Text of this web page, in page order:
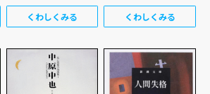
くわしくみる くわしくみる